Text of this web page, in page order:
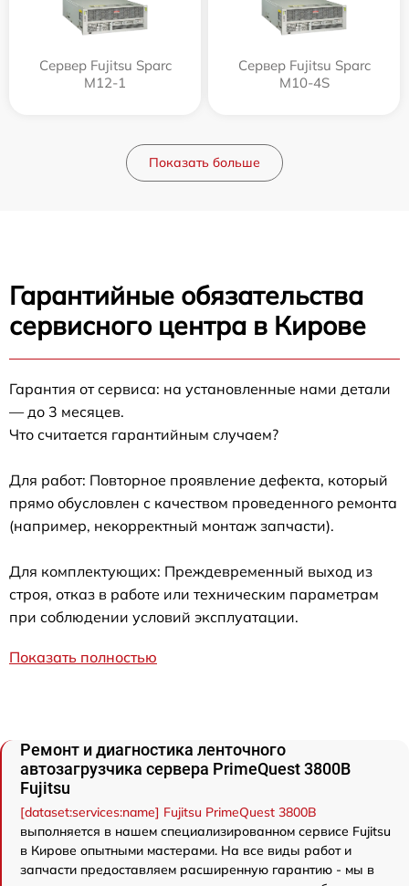
Сервер Fujitsu Sparc
M12-1
Сервер Fujitsu Sparc
M10-4S
Показать больше
Гарантийные обязательства
сервисного центра в Кирове
Гарантия от сервиса: на установленные нами детали
— до 3 месяцев.
Что считается гарантийным случаем?
Для работ: Повторное проявление дефекта, который
прямо обусловлен с качеством проведенного ремонта
(например, некорректный монтаж запчасти).
Для комплектующих: Преждевременный выход из
строя, отказ в работе или техническим параметрам
при соблюдении условий эксплуатации.
Показать полностью
Ремонт и диагностика ленточного
автозагрузчика сервера PrimeQuest 3800B
Fujitsu
[dataset:services:name] Fujitsu PrimeQuest 3800B
выполняется в нашем специализированном сервисе Fujitsu
в Кирове опытными мастерами. На все виды работ и
запчасти предоставляем расширенную гарантию - мы в